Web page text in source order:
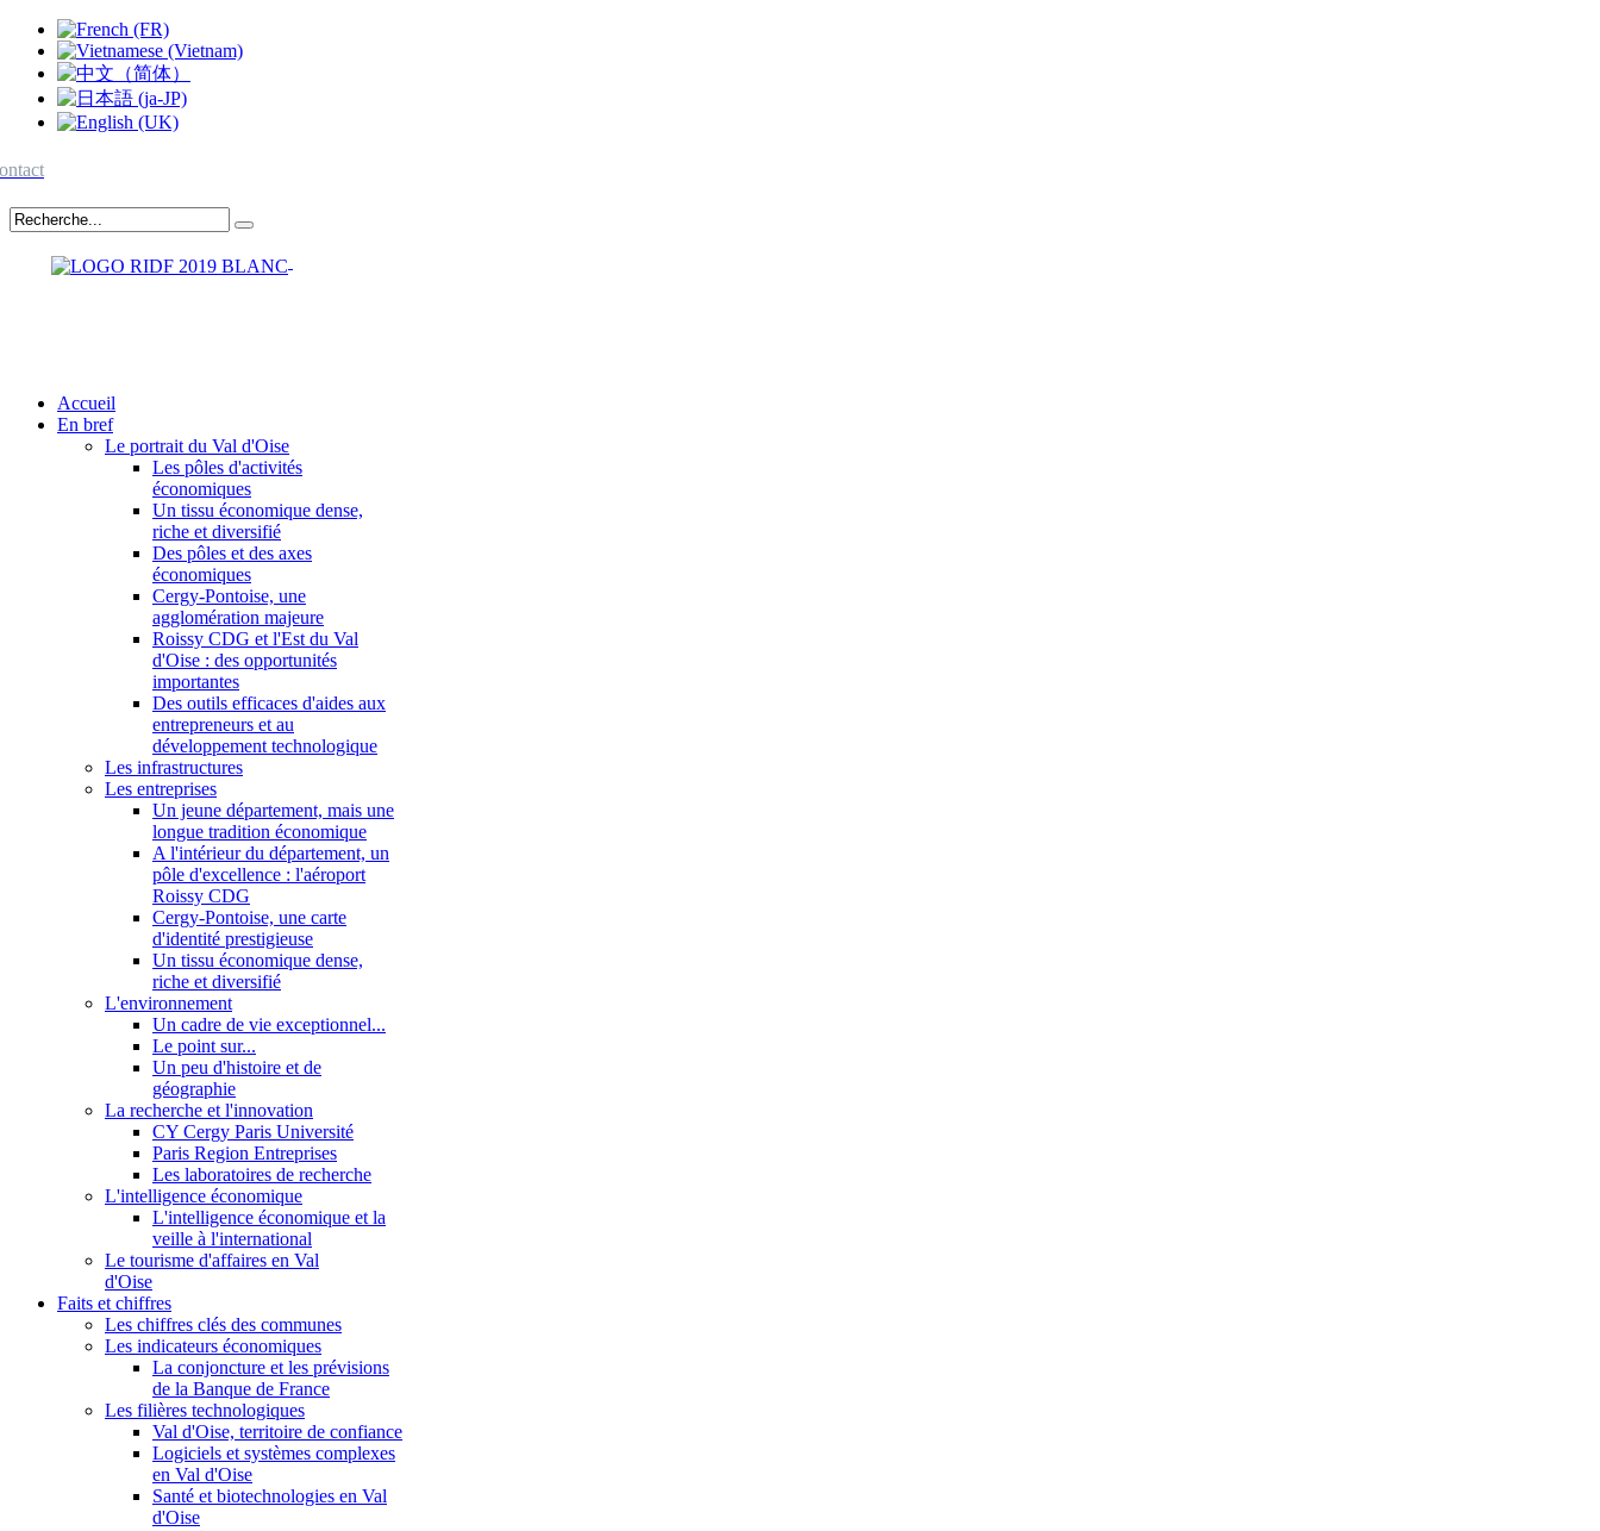
Accueil
En bref
Le portrait du Val d'Oise
Les pôles d'activités
économiques
Un tissu économique dense,
riche et diversifié
Des pôles et des axes
économiques
Cergy-Pontoise, une
agglomération majeure
Roissy CDG et l'Est du Val
d'Oise : des opportunités
importantes
Des outils efficaces d'aides aux
entrepreneurs et au
développement technologique
Les infrastructures
Les entreprises
Un jeune département, mais une
longue tradition économique
A l'intérieur du département, un
pôle d'excellence : l'aéroport
Roissy CDG
Cergy-Pontoise, une carte
d'identité prestigieuse
Un tissu économique dense,
riche et diversifié
L'environnement
Un cadre de vie exceptionnel...
Le point sur...
Un peu d'histoire et de
géographie
La recherche et l'innovation
CY Cergy Paris Université
Paris Region Entreprises
Les laboratoires de recherche
L'intelligence économique
L'intelligence économique et la
veille à l'international
Le tourisme d'affaires en Val
d'Oise
Faits et chiffres
Les chiffres clés des communes
Les indicateurs économiques
La conjoncture et les prévisions
de la Banque de France
Les filières technologiques
Val d'Oise, territoire de confiance
Logiciels et systèmes complexes
en Val d'Oise
Santé et biotechnologies en Val
d'Oise